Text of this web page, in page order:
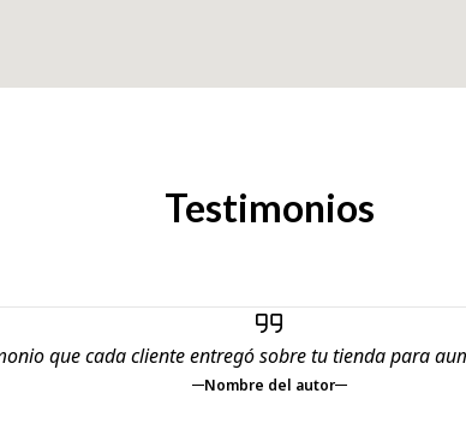
Testimonios
que cada cliente entregó sobre tu tienda para
Nombre del autor